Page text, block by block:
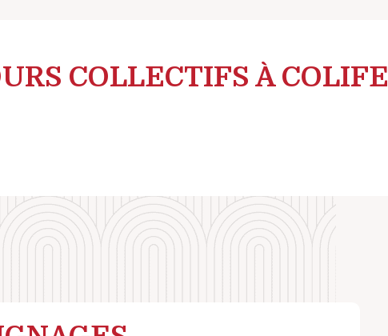
COLLECTIFS À COLIFE